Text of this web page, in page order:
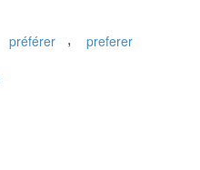
préférer , preferer